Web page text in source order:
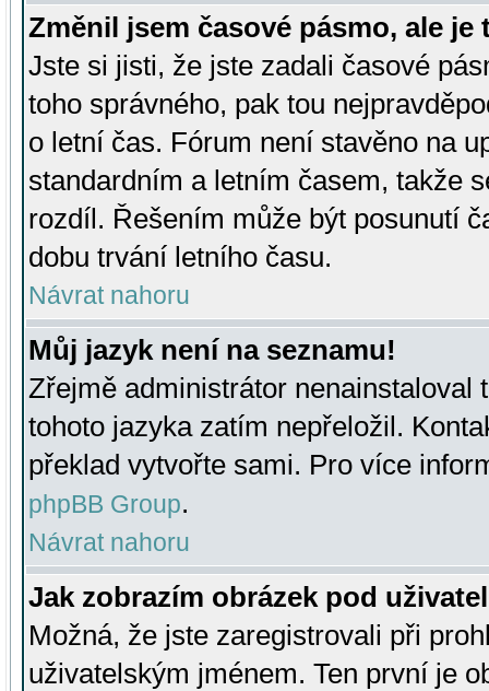
Změnil jsem časové pásmo, ale je
Jste si jisti, že jste zadali časové
toho správného, pak tou
o letní čas. Fórum není stavěno na
standardním a letním časem, takže
rozdíl. Řešením může být posunutí
dobu trvání letního času.
Návrat nahoru
Můj jazyk není na seznamu!
Zřejmě administrátor nenainstaloval
tohoto jazyka zatím nepřeložil.
překlad vytvořte sami. Pro více
phpBB Group.
Návrat nahoru
Jak zobrazím obrázek pod
Možná, že jste zaregistrovali při
uživatelským jménem. Ten první je